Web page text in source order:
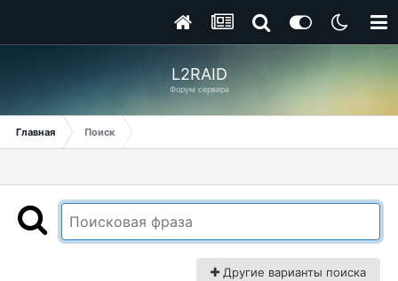
L2RAID
Форум сервера
Главная Поиск
Другие варианты поиска